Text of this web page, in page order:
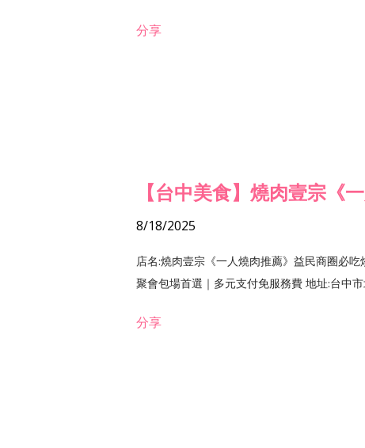
分享
【台中美食】燒肉壹宗《
8/18/2025
店名:燒肉壹宗《一人燒肉推薦》益民商圈必
聚會包場首選｜多元支付免服務費 地址:台中
分享